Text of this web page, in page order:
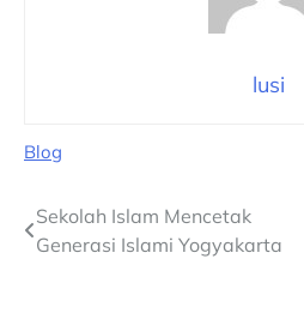
lusi
Blog
Navigasi
Sekolah Islam Mencetak
Generasi Islami Yogyakarta